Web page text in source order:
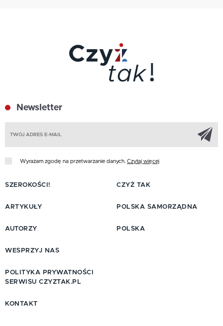
Newsletter
Wyrażam zgodę na przetwarzanie danych. Czytaj więcej
SZEROKOŚCI!
ARTYKUŁY
AUTORZY
CZYŻ TAK
POLSKA SAMORZĄDNA
POLSKA
WESPRZYJ NAS
POLITYKA PRYWATNOŚCI
SERWISU CZYZTAK.PL
KONTAKT